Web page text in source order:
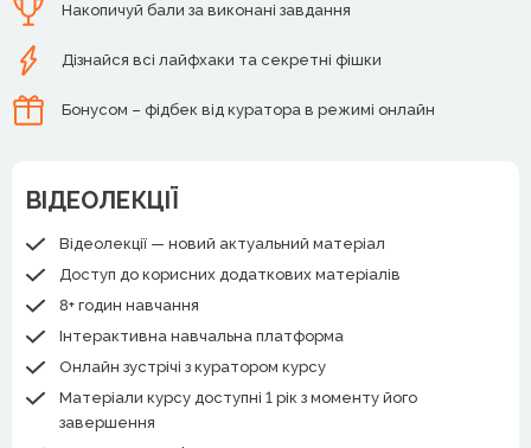
Накопичуй бали за виконані завдання
Дізнайся всі лайфхаки та секретні фішки
Бонусом – фідбек від куратора в режимі онлайн
ВІДЕОЛЕКЦІЇ
Відеолекції — новий актуальний матеріал
Доступ до корисних додаткових матеріалів
8+ годин навчання
Інтерактивна навчальна платформа
Онлайн зустрічі з куратором курсу
Матеріали курсу доступні 1 рік з моменту його
завершення